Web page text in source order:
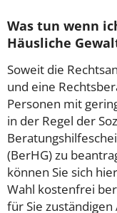
Was tun wenn
Häusliche
Soweit die
und eine
Personen mit
in der Regel der
(BerHG) zu
können Sie sich
Wahl kostenfrei
für Sie